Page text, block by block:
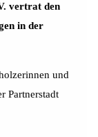
vertrat den
in der
und
Partnerstadt